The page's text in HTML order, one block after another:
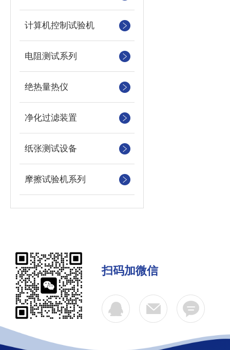
计算机控制试验机
电阻测试系列
绝热量热仪
净化过滤装置
纸张测试设备
摩擦试验机系列
扫码加微信